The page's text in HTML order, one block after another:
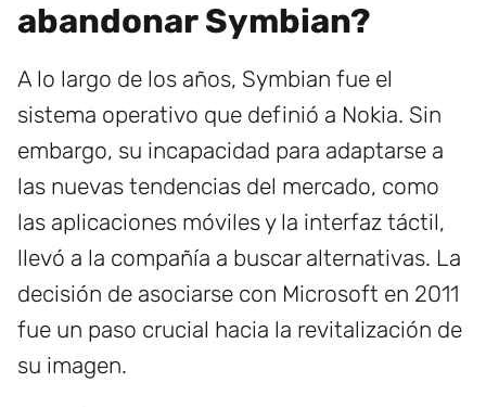
abandonar Symbian?
A lo largo de los años, Symbian fue el
sistema operativo que definió a Nokia. Sin
embargo, su incapacidad para adaptarse a
las nuevas tendencias del mercado, como
las aplicaciones móviles y la interfaz táctil,
llevó a la compañía a buscar alternativas. La
decisión de asociarse con Microsoft en 2011
fue un paso crucial hacia la revitalización de
su imagen.